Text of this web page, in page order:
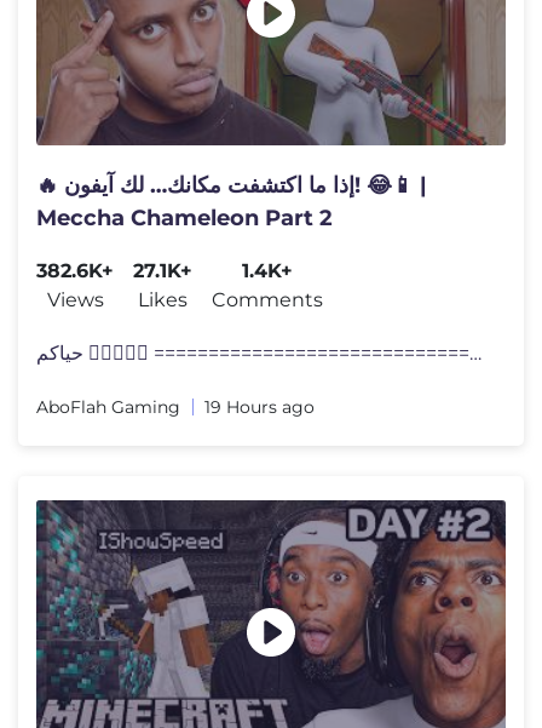
🔥 إذا ما اكتشفت مكانك… لك آيفون! 😂📱 |
Meccha Chameleon Part 2
382.6K+
Views
27.1K+
Likes
1.4K+
Comments
حياكم 👇🏽👇🏽🌹 ======================================
AboFlah Gaming 19 Hours ago